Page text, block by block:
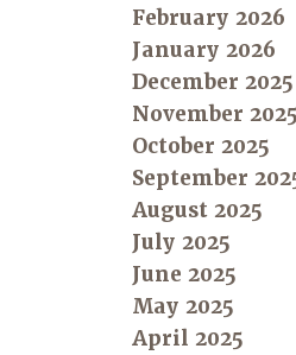
February 2026
January 2026
December 2025
November 2025
October 2025
September
August 2025
July 2025
June 2025
May 2025
April 2025